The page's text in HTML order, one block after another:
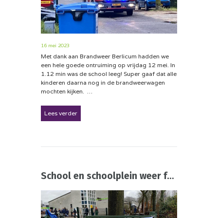
16 mei 2023
Met dank aan Brandweer Berlicum hadden we
een hele goede ontruiming op vrijdag 12 mei. In
1.12 min was de school leeg! Super gaaf dat alle
kinderen daarna nog in de brandweerwagen
mochten kijken. …
Lees verder
School en schoolplein weer fris